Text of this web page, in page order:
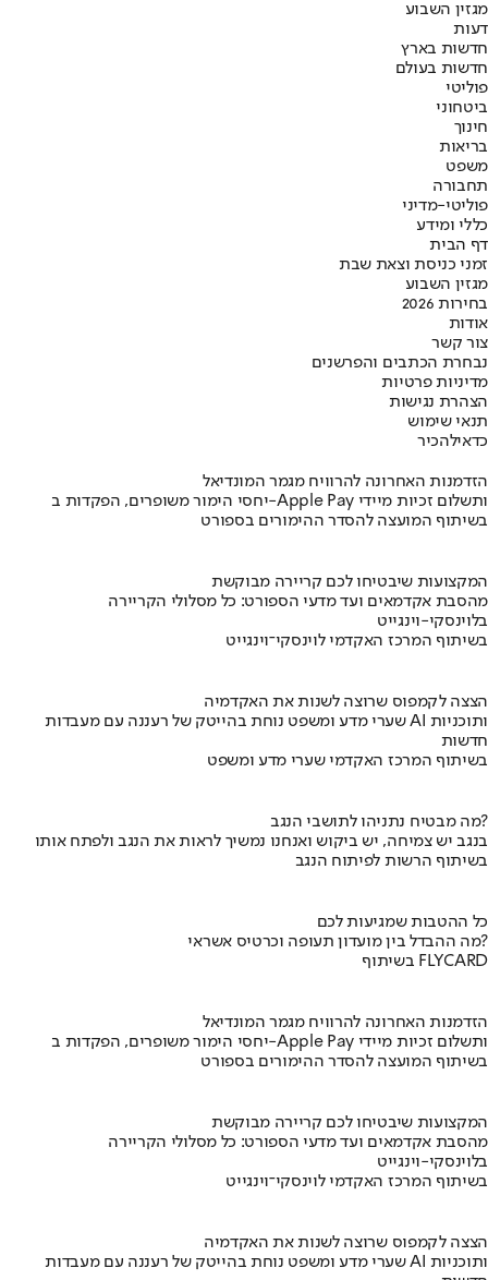
מגזין השבוע
דעות
חדשות בארץ
חדשות בעולם
פוליטי
ביטחוני
חינוך
בריאות
משפט
תחבורה
פוליטי-מדיני
כללי ומידע
דף הבית
זמני כניסת וצאת שבת
מגזין השבוע
בחירות 2026
אודות
צור קשר
נבחרת הכתבים והפרשנים
מדיניות פרטיות
הצהרת נגישות
תנאי שימוש
כדאילהכיר
הזדמנות האחרונה להרוויח מגמר המונדיאל
יחסי הימור משופרים, הפקדות ב-Apple Pay ותשלום זכיות מיידי
בשיתוף המועצה להסדר ההימורים בספורט
המקצועות שיבטיחו לכם קריירה מבוקשת
מהסבת אקדמאים ועד מדעי הספורט: כל מסלולי הקריירה
בלוינסקי-וינגייט
בשיתוף המרכז האקדמי לוינסקי־וינגייט
הצצה לקמפוס שרוצה לשנות את האקדמיה
שערי מדע ומשפט נוחת בהייטק של רעננה עם מעבדות AI ותוכניות
חדשות
בשיתוף המרכז האקדמי שערי מדע ומשפט
מה מבטיח נתניהו לתושבי הנגב?
בנגב יש צמיחה, יש ביקוש ואנחנו נמשיך לראות את הנגב ולפתח אותו
בשיתוף הרשות לפיתוח הנגב
כל ההטבות שמגיעות לכם
מה ההבדל בין מועדון תעופה וכרטיס אשראי?
בשיתוף FLYCARD
הזדמנות האחרונה להרוויח מגמר המונדיאל
יחסי הימור משופרים, הפקדות ב-Apple Pay ותשלום זכיות מיידי
בשיתוף המועצה להסדר ההימורים בספורט
המקצועות שיבטיחו לכם קריירה מבוקשת
מהסבת אקדמאים ועד מדעי הספורט: כל מסלולי הקריירה
בלוינסקי-וינגייט
בשיתוף המרכז האקדמי לוינסקי־וינגייט
הצצה לקמפוס שרוצה לשנות את האקדמיה
שערי מדע ומשפט נוחת בהייטק של רעננה עם מעבדות AI ותוכניות